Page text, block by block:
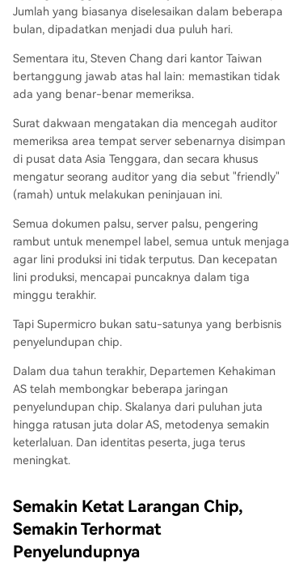
Jumlah yang biasanya diselesaikan dalam beberapa
bulan, dipadatkan menjadi dua puluh hari.
Sementara itu, Steven Chang dari kantor Taiwan
bertanggung jawab atas hal lain: memastikan tidak
ada yang benar-benar memeriksa.
Surat dakwaan mengatakan dia mencegah auditor
memeriksa area tempat server sebenarnya disimpan
di pusat data Asia Tenggara, dan secara khusus
mengatur seorang auditor yang dia sebut "friendly"
(ramah) untuk melakukan peninjauan ini.
Semua dokumen palsu, server palsu, pengering
rambut untuk menempel label, semua untuk menjaga
agar lini produksi ini tidak terputus. Dan kecepatan
lini produksi, mencapai puncaknya dalam tiga
minggu terakhir.
Tapi Supermicro bukan satu-satunya yang berbisnis
penyelundupan chip.
Dalam dua tahun terakhir, Departemen Kehakiman
AS telah membongkar beberapa jaringan
penyelundupan chip. Skalanya dari puluhan juta
hingga ratusan juta dolar AS, metodenya semakin
keterlaluan. Dan identitas peserta, juga terus
meningkat.
Semakin Ketat Larangan Chip,
Semakin Terhormat
Penyelundupnya